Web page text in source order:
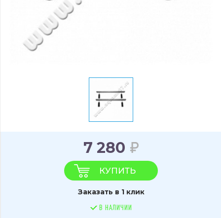
7 280
КУПИТЬ
Заказать в 1 клик
В НАЛИЧИИ